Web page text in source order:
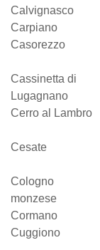
Calvignasco
Carpiano
Casorezzo
Cassinetta di
Lugagnano
Cerro al Lambro
Cesate
Cologno
monzese
Cormano
Cuggiono